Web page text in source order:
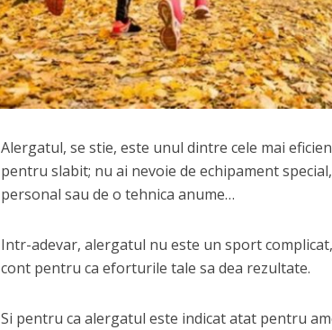
Alergatul, se stie, este unul dintre cele mai
pentru slabit; nu ai nevoie de echipament
personal sau de o tehnica anume…
Intr-adevar, alergatul nu este un sport
cont pentru ca eforturile tale sa dea rezultate.
Si pentru ca alergatul este indicat atat pentru